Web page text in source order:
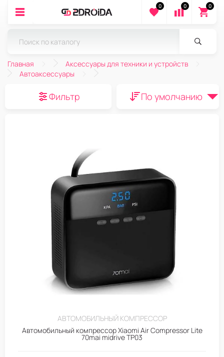
0 0 0
Главная
Аксессуары для техники и устройств
Автоаксессуары
Фильтр По умолчанию
АВТОМОБИЛЬНЫЙ КОМПРЕССОР
Автомобильный компрессор Xiaomi Air Compressor Lite
70mai midrive TP03